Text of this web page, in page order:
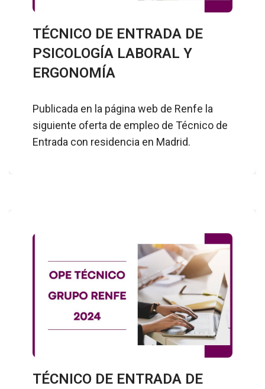
TÉCNICO DE ENTRADA DE
PSICOLOGÍA LABORAL Y
ERGONOMÍA
Publicada en la página web de Renfe la
siguiente oferta de empleo de Técnico de
Entrada con residencia en Madrid.
TÉCNICO DE ENTRADA DE